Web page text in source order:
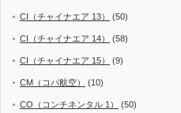
CI（チャイナエア 13） (50)
CI（チャイナエア 14） (58)
CI（チャイナエア 15） (9)
CM（コパ航空） (10)
CO（コンチネンタル 1） (50)